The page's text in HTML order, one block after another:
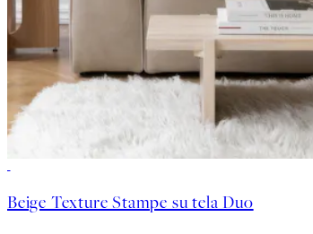
Beige Texture Stampe su tela Duo